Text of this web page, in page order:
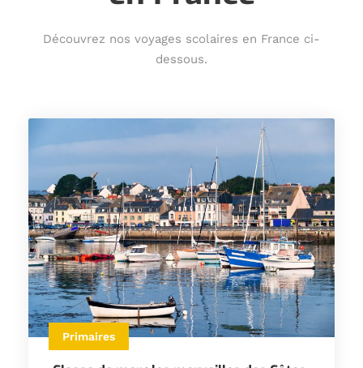
Découvrez nos voyages scolaires en France ci-
dessous.
Primaires